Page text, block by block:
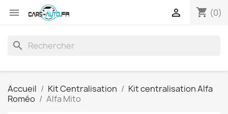
 shopping_cart (0)

search
Accueil Kit Centralisation
Kit centralisation Alfa
Roméo
Alfa Mito